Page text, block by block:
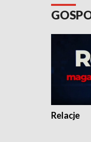
Relacje